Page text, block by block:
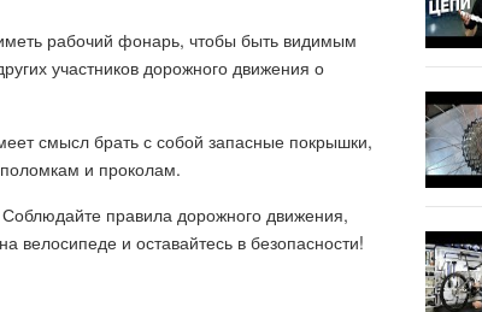
рабочий фонарь, чтобы быть видимым
участников дорожного движения о
смысл брать с собой запасные покрышки,
и проколам.
правила дорожного движения,
велосипеде и оставайтесь в безопасности!